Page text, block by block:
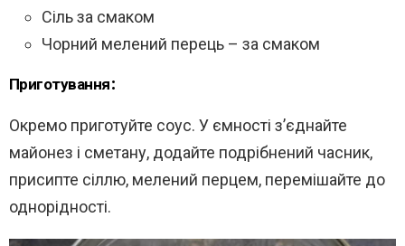
Сіль за смаком
Чорний мелений перець – за смаком
Приготування:
Окремо приготуйте соус. У ємності з’єднайте
майонез і сметану, додайте подрібнений часник,
присипте сіллю, мелений перцем, перемішайте до
однорідності.